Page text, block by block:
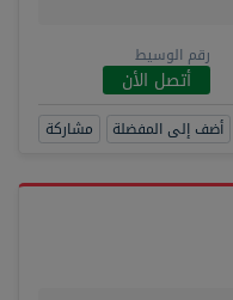
رقم الوسيط
أتصل الأن
أضف إلى المفضلة مشاركة